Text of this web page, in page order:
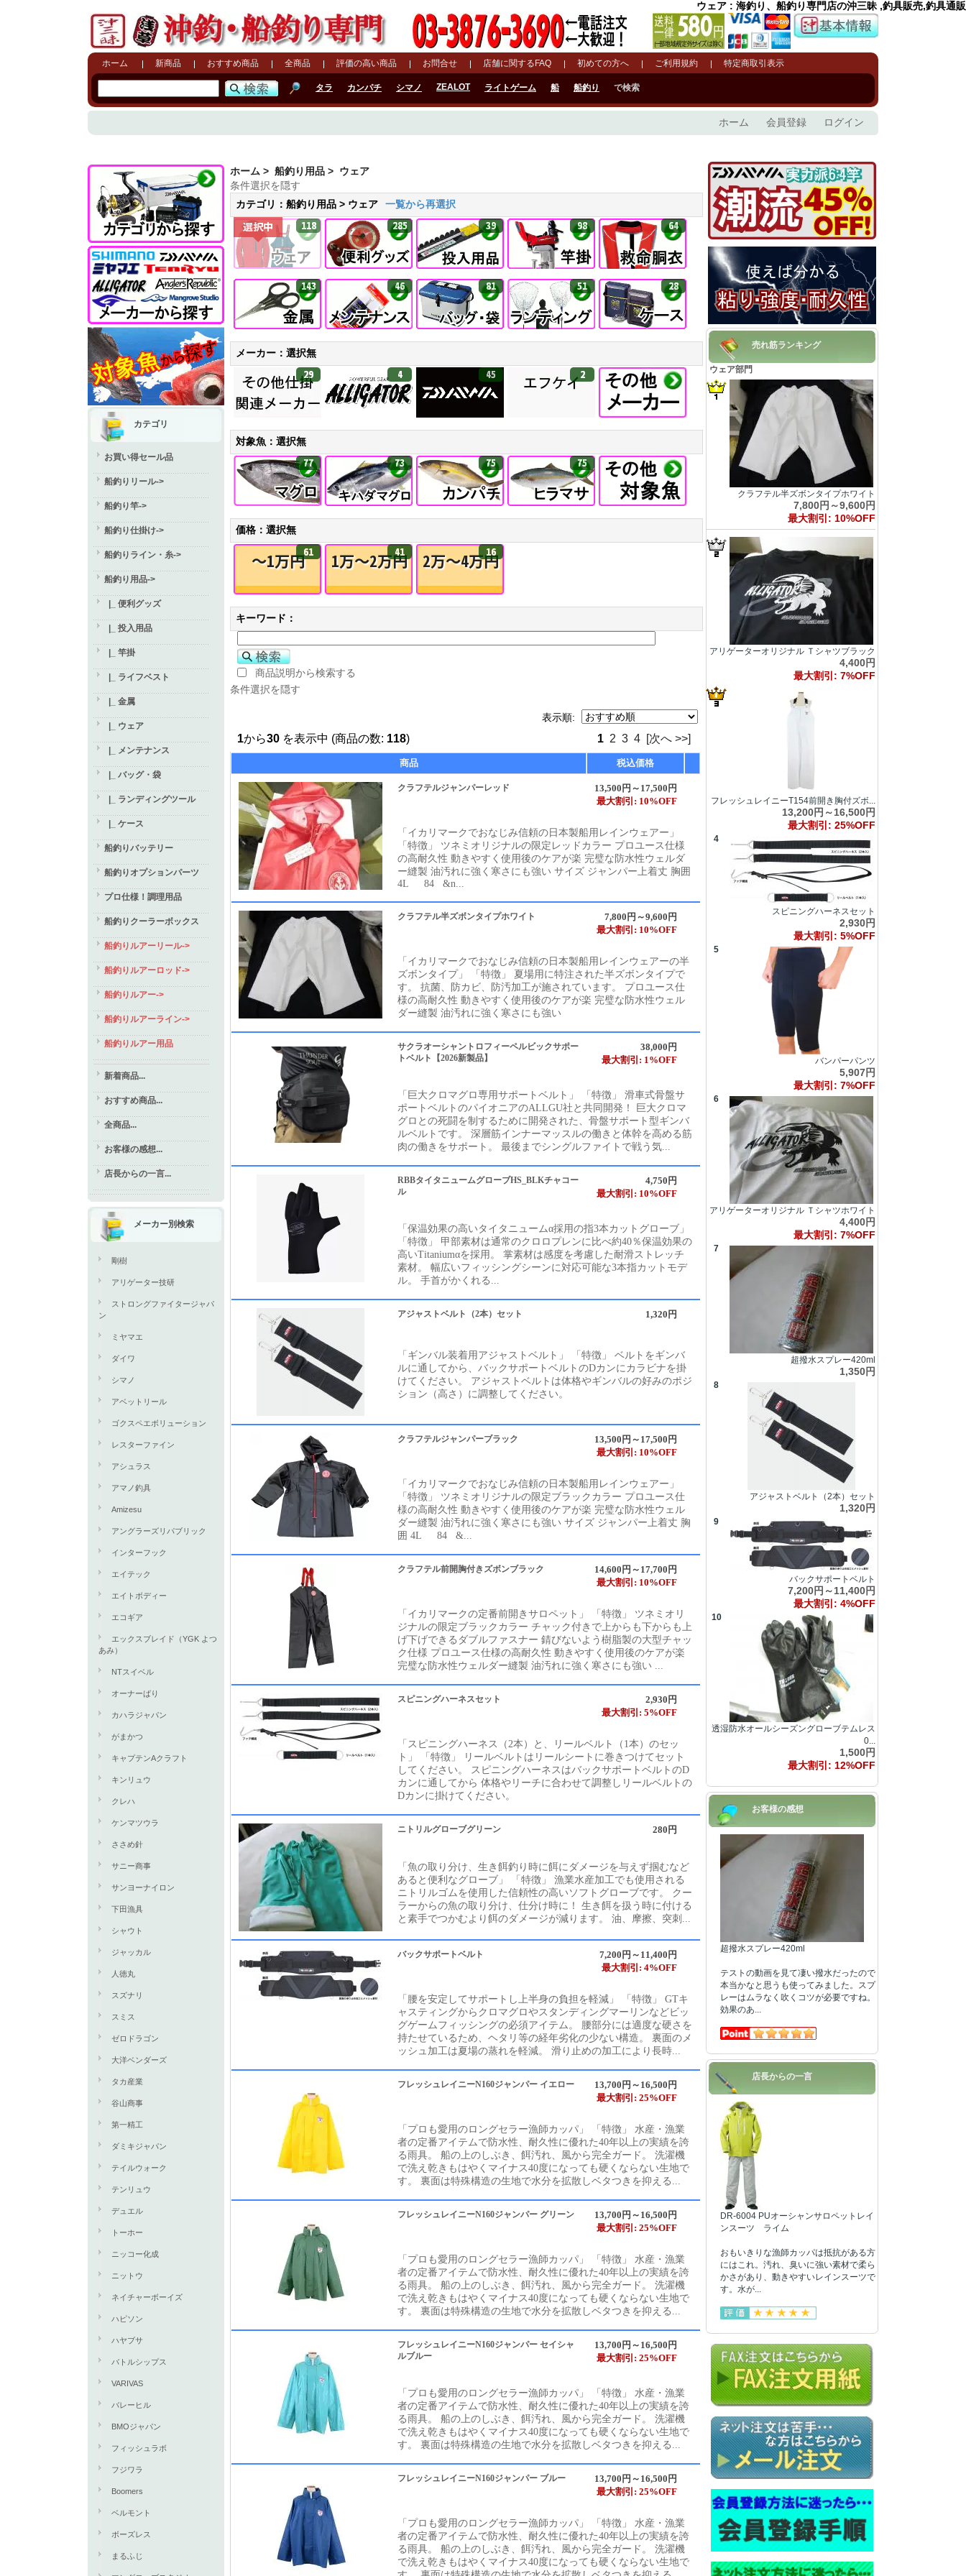
ウェア : 海釣り、船釣り専門店の沖三昧 ,釣具販売,釣具通販
ホーム 新商品 おすすめ商品 全商品 評価の高い商品 お問合せ 店舗に関するFAQ 初めての方へ ご利用規約 特定商取引表示
タラ カンパチ シマノ ZEALOT ライトゲーム 船 船釣り で検索
ホーム 会員登録 ログイン
カテゴリ
お買い得セール品
船釣りリール->
船釣り竿->
船釣り仕掛け->
船釣りライン・糸->
船釣り用品->
|_ 便利グッズ
|_ 投入用品
|_ 竿掛
|_ ライフベスト
|_ 金属
|_ ウェア
|_ メンテナンス
|_ バッグ・袋
|_ ランディングツール
|_ ケース
船釣りバッテリー
船釣りオプションパーツ
プロ仕様！調理用品
船釣りクーラーボックス
船釣りルアーリール->
船釣りルアーロッド->
船釣りルアー->
船釣りルアーライン->
船釣りルアー用品
新着商品...
おすすめ商品...
全商品...
お客様の感想...
店長からの一言...
メーカー別検索
剛樹
アリゲーター技研
ストロングファイタージャパ
ン
ミヤマエ
ダイワ
シマノ
アベットリール
ゴクスペエボリューション
レスターファイン
アシュラス
アマノ釣具
Amizesu
アングラーズリパブリック
インターフック
エイテック
エイトボディー
エコギア
エックスブレイド（YGK よつ
あみ）
NTスイベル
オーナーばり
カハラジャパン
がまかつ
キャプテンAクラフト
キンリュウ
クレハ
ケンマツウラ
ささめ針
サニー商事
サンヨーナイロン
下田漁具
シャウト
ジャッカル
人徳丸
スズナリ
スミス
ゼロドラゴン
大洋ベンダーズ
タカ産業
谷山商事
第一精工
ダミキジャパン
テイルウォーク
テンリュウ
デュエル
トーホー
ニッコー化成
ニットウ
ネイチャーボーイズ
ハピソン
ハヤブサ
バトルシップス
VARIVAS
バレーヒル
BMOジャパン
フィッシュラボ
フジワラ
Boomers
ベルモント
ボーズレス
まるふじ
ホーム > 船釣り用品 > ウェア
条件選択を隠す
カテゴリ：船釣り用品 > ウェア
一覧から再選択
選択中 118 285 39 98 64
143 46 81 51 28
メーカー：選択無
29 4 45 2
対象魚：選択無
77 73 75 75
価格：選択無
～1万円61 1万～2万円
41 2万～4万円
16
キーワード：
商品説明から検索する
条件選択を隠す
表示順:
1から30 を表示中 (商品の数: 118) 1 2 3 4 [次へ >>]
商品 税込価格
クラフテルジャンパーレッド
13,500円～17,500円
最大割引: 10%OFF
「イカリマークでおなじみ信頼の日本製船用レインウェアー」
「特徴」 ツネミオリジナルの限定レッドカラー プロユース仕様
の高耐久性 動きやすく使用後のケアが楽 完璧な防水性ウェルダ
ー縫製 油汚れに強く寒さにも強い サイズ ジャンパー上着丈 胸囲
4L 84 &n...
クラフテル半ズボンタイプホワイト
7,800円～9,600円
最大割引: 10%OFF
「イカリマークでおなじみ信頼の日本製船用レインウェアーの半
ズボンタイプ」 「特徴」 夏場用に特注された半ズボンタイプで
す。 抗菌、防カビ、防汚加工が施されています。 プロユース仕
様の高耐久性 動きやすく使用後のケアが楽 完璧な防水性ウェル
ダー縫製 油汚れに強く寒さにも強い
サクラオーシャントロフィーペルビックサポー
トベルト【2026新製品】
38,000円
最大割引: 1%OFF
「巨大クロマグロ専用サポートベルト」 「特徴」 滑車式骨盤サ
ポートベルトのパイオニアのALLGU社と共同開発！ 巨大クロマ
グロとの死闘を制するために開発された、骨盤サポート型ギンバ
ルベルトです。 深層筋インナーマッスルの働きと体幹を高める筋
肉の働きをサポート。 最後までシングルファイトで戦う気...
RBBタイタニュームグローブHS_BLKチャコー
ル
4,750円
最大割引: 10%OFF
「保温効果の高いタイタニュームα採用の指3本カットグローブ」
「特徴」 甲部素材は通常のクロロプレンに比べ約40％保温効果の
高いTitaniumαを採用。 掌素材は感度を考慮した耐滑ストレッチ
素材。 幅広いフィッシングシーンに対応可能な3本指カットモデ
ル。 手首がかくれる...
アジャストベルト（2本）セット 1,320円
「ギンバル装着用アジャストベルト」 「特徴」 ベルトをギンバ
ルに通してから、バックサポートベルトのDカンにカラビナを掛
けてください。 アジャストベルトは体格やギンバルの好みのポジ
ション（高さ）に調整してください。
クラフテルジャンパーブラック
13,500円～17,500円
最大割引: 10%OFF
「イカリマークでおなじみ信頼の日本製船用レインウェアー」
「特徴」 ツネミオリジナルの限定ブラックカラー プロユース仕
様の高耐久性 動きやすく使用後のケアが楽 完璧な防水性ウェル
ダー縫製 油汚れに強く寒さにも強い サイズ ジャンパー上着丈 胸
囲 4L 84 &...
クラフテル前開胸付きズボンブラック
14,600円～17,700円
最大割引: 10%OFF
「イカリマークの定番前開きサロペット」 「特徴」 ツネミオリ
ジナルの限定ブラックカラー チャック付きで上からも下からも上
げ下げできるダブルファスナー 錆びないよう樹脂製の大型チャッ
ク仕様 プロユース仕様の高耐久性 動きやすく使用後のケアが楽
完璧な防水性ウェルダー縫製 油汚れに強く寒さにも強い ...
スピニングハーネスセット
2,930円
最大割引: 5%OFF
「スピニングハーネス（2本）と、リールベルト（1本）のセッ
ト」 「特徴」 リールベルトはリールシートに巻きつけてセット
してください。 スピニングハーネスはバックサポートベルトのD
カンに通してから 体格やリーチに合わせて調整しリールベルトの
Dカンに掛けてください。
ニトリルグローブグリーン 280円
「魚の取り分け、生き餌釣り時に餌にダメージを与えず掴むなど
あると便利なグローブ」 「特徴」 漁業水産加工でも使用される
ニトリルゴムを使用した信頼性の高いソフトグローブです。 クー
ラーからの魚の取り分け、仕分け時に！ 生き餌を扱う時に付ける
と素手でつかむより餌のダメージが減ります。 油、摩擦、突刺...
バックサポートベルト
7,200円～11,400円
最大割引: 4%OFF
「腰を安定してサポートし上半身の負担を軽減」 「特徴」 GTキ
ャスティングからクロマグロやスタンディングマーリンなどビッ
グゲームフィッシングの必須アイテム。 腰部分には適度な硬さを
持たせているため、ヘタリ等の経年劣化の少ない構造。 裏面のメ
ッシュ加工は夏場の蒸れを軽減。 滑り止めの加工により長時...
フレッシュレイニーN160ジャンパー イエロー
13,700円～16,500円
最大割引: 25%OFF
「プロも愛用のロングセラー漁師カッパ」 「特徴」 水産・漁業
者の定番アイテムで防水性、耐久性に優れた40年以上の実績を誇
る雨具。 船の上のしぶき、餌汚れ、風から完全ガード。 洗濯機
で洗え乾きもはやくマイナス40度になっても硬くならない生地で
す。 裏面は特殊構造の生地で水分を拡散しベタつきを抑える...
フレッシュレイニーN160ジャンパー グリーン
13,700円～16,500円
最大割引: 25%OFF
「プロも愛用のロングセラー漁師カッパ」 「特徴」 水産・漁業
者の定番アイテムで防水性、耐久性に優れた40年以上の実績を誇
る雨具。 船の上のしぶき、餌汚れ、風から完全ガード。 洗濯機
で洗え乾きもはやくマイナス40度になっても硬くならない生地で
す。 裏面は特殊構造の生地で水分を拡散しベタつきを抑える...
フレッシュレイニーN160ジャンパー セイシャ
ルブルー
13,700円～16,500円
最大割引: 25%OFF
「プロも愛用のロングセラー漁師カッパ」 「特徴」 水産・漁業
者の定番アイテムで防水性、耐久性に優れた40年以上の実績を誇
る雨具。 船の上のしぶき、餌汚れ、風から完全ガード。 洗濯機
で洗え乾きもはやくマイナス40度になっても硬くならない生地で
す。 裏面は特殊構造の生地で水分を拡散しベタつきを抑える...
フレッシュレイニーN160ジャンパー ブルー
13,700円～16,500円
最大割引: 25%OFF
「プロも愛用のロングセラー漁師カッパ」 「特徴」 水産・漁業
者の定番アイテムで防水性、耐久性に優れた40年以上の実績を誇
る雨具。 船の上のしぶき、餌汚れ、風から完全ガード。 洗濯機
で洗え乾きもはやくマイナス40度になっても硬くならない生地で
売れ筋ランキング
ウェア部門
クラフテル半ズボンタイプホワイト
7,800円～9,600円
最大割引: 10%OFF
アリゲーターオリジナル Ｔシャツブラック
4,400円
最大割引: 7%OFF
フレッシュレイニーT154前開き胸付ズボ...
13,200円～16,500円
最大割引: 25%OFF
4
スピニングハーネスセット
2,930円
最大割引: 5%OFF
5
バンパーパンツ
5,907円
最大割引: 7%OFF
6
アリゲーターオリジナル Ｔシャツホワイト
4,400円
最大割引: 7%OFF
7
超撥水スプレー420ml
1,350円
8
アジャストベルト（2本）セット
1,320円
9
バックサポートベルト
7,200円～11,400円
最大割引: 4%OFF
10
透湿防水オールシーズングローブテムレス
0...
1,500円
最大割引: 12%OFF
お客様の感想
超撥水スプレー420ml
テストの動画を見て凄い撥水だったので
本当かなと思うも使ってみました。スプ
レーはムラなく吹くコツが必要ですね。
効果のあ...
店長からの一言
DR-6004 PUオーシャンサロペットレイ
ンスーツ ライム
おもいきりな漁師カッパは抵抗がある方
にはこれ。汚れ、臭いに強い素材で柔ら
かさがあり、動きやすいレインスーツで
す。水が...